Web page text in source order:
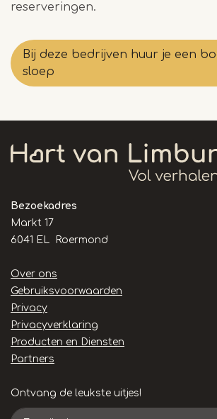
reserveringen.
Bij deze bedrijven huur je een
sloep
Bezoekadres
Markt 17
6041 EL Roermond
Handige
links
Over ons
Gebruiksvoorwaarden
Privacy
Privacyverklaring
Producten en Diensten
Partners
Ontvang de leukste uitjes!
E-